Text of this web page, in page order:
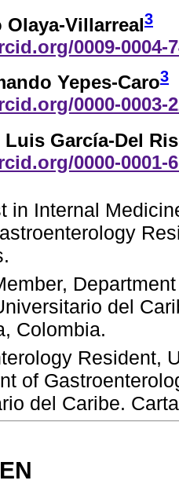
Olaya-Villarreal3
0009-0004-
Yepes-Caro3
0000-0003-
Luis García-Del
0000-0001-
in Internal
del
Colombia.
Resident,
of
del Caribe.